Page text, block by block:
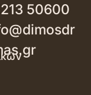
50600